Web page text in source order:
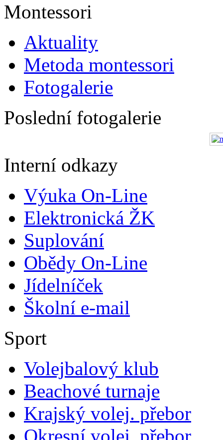
Montessori
Aktuality
Metoda montessori
Fotogalerie
Poslední fotogalerie
Interní odkazy
Výuka On-Line
Elektronická ŽK
Suplování
Obědy On-Line
Jídelníček
Školní e-mail
Sport
Volejbalový klub
Beachové turnaje
Krajský volej. přebor
Okresní volej. přebor